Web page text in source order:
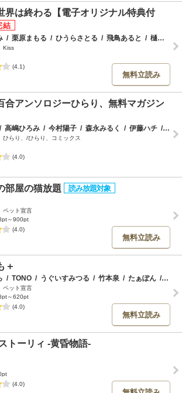
界は終わる【電子オリジナル特典付
/ 栗原まもる / ひうらさとる / 飛鳥あると / 樋口橘
Kiss
(4.1)
無料立読み
合アンソロジーひらり、無料マガジン
/ 高嶋ひろみ / 今村陽子 / 森永みるく / 伊藤ハチ / と
ひらり、/ひらり、コミックス
(4.0)
部屋の猫放題
ペット宣言
～900pt
(4.0)
無料立読み
＋
/ TONO / うぐいすみつる / 竹本泉 / たぁぽん / いわ
ペット宣言
～620pt
(4.0)
無料立読み
トーリィ -黄昏物語-
(4.0)